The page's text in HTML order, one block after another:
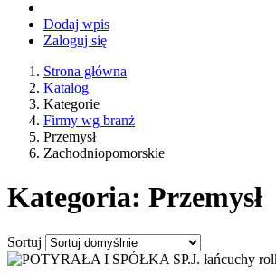
Dodaj wpis
Zaloguj się
Strona główna
Katalog
Kategorie
Firmy wg branż
Przemysł
Zachodniopomorskie
Kategoria: Przemysł
Sortuj